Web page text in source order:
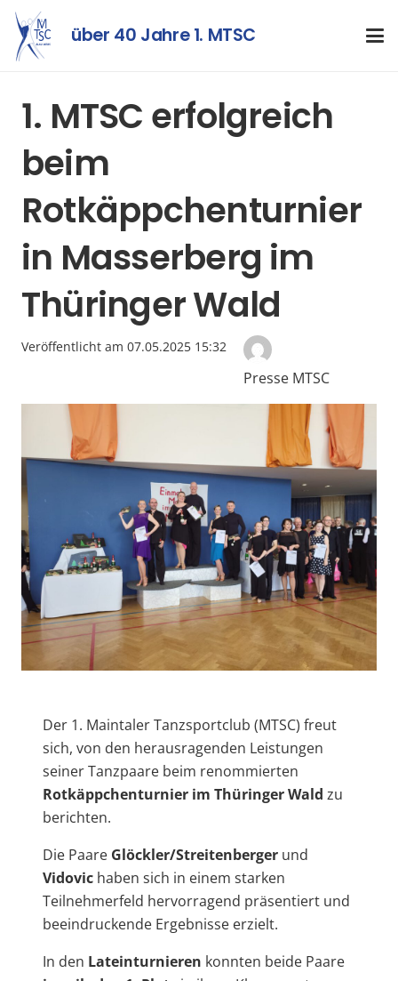
über 40 Jahre 1. MTSC
1. MTSC erfolgreich
beim
Rotkäppchenturnier
in Masserberg im
Thüringer Wald
Veröffentlicht am 07.05.2025 15:32
Presse MTSC
Der 1. Maintaler Tanzsportclub (MTSC) freut
sich, von den herausragenden Leistungen
seiner Tanzpaare beim renommierten
Rotkäppchenturnier im Thüringer Wald zu
berichten.
Die Paare Glöckler/Streitenberger und
Vidovic haben sich in einem starken
Teilnehmerfeld hervorragend präsentiert und
beeindruckende Ergebnisse erzielt.
In den Lateinturnieren konnten beide Paare